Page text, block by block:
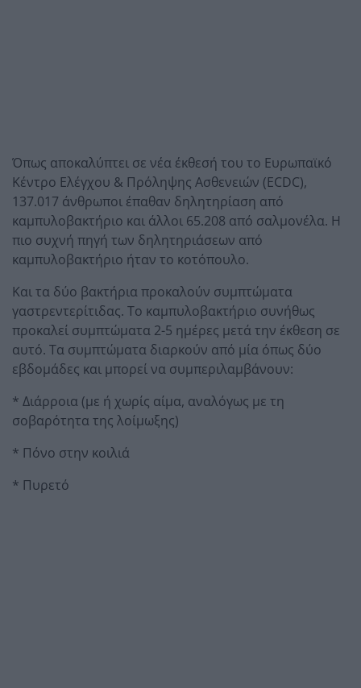
Όπως αποκαλύπτει σε νέα έκθεσή του το Ευρωπαϊκό
Κέντρο Ελέγχου & Πρόληψης Ασθενειών (ECDC),
137.017 άνθρωποι έπαθαν δηλητηρίαση από
καμπυλοβακτήριο και άλλοι 65.208 από σαλμονέλα. Η
πιο συχνή πηγή των δηλητηριάσεων από
καμπυλοβακτήριο ήταν το κοτόπουλο.
Και τα δύο βακτήρια προκαλούν συμπτώματα
γαστρεντερίτιδας. Το καμπυλοβακτήριο συνήθως
προκαλεί συμπτώματα 2-5 ημέρες μετά την έκθεση σε
αυτό. Τα συμπτώματα διαρκούν από μία όπως δύο
εβδομάδες και μπορεί να συμπεριλαμβάνουν:
* Διάρροια (με ή χωρίς αίμα, αναλόγως με τη
σοβαρότητα της λοίμωξης)
* Πόνο στην κοιλιά
* Πυρετό